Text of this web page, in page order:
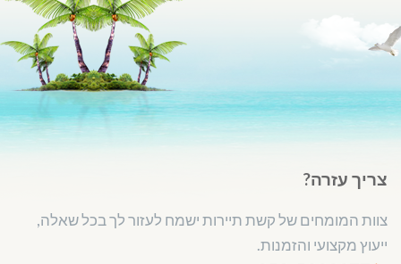
צריך עזרה?
צוות המומחים של קשת תיירות ישמח לעזור לך בכל שאלה,
ייעוץ מקצועי והזמנות.